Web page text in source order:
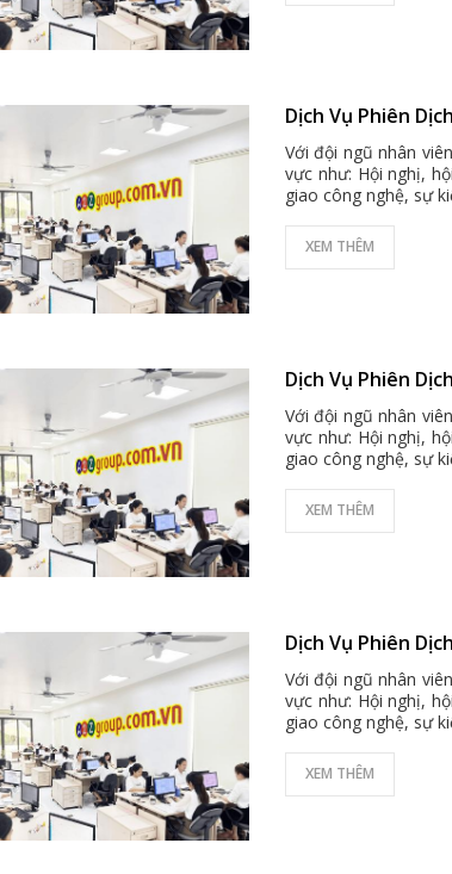
Dịch Vụ Phiên
Với đội ngũ nhân
vực như: Hội nghị,
giao công nghệ, sự
XEM THÊM
Dịch Vụ Phiên
Với đội ngũ nhân
vực như: Hội nghị,
giao công nghệ, sự
XEM THÊM
Dịch Vụ Phiên
Với đội ngũ nhân
vực như: Hội nghị,
giao công nghệ, sự
XEM THÊM